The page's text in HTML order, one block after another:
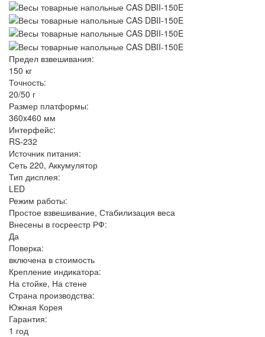
Предел взвешивания:
150 кг
Точность:
20/50 г
Размер платформы:
360x460 мм
Интерфейс:
RS-232
Источник питания:
Сеть 220, Аккумулятор
Тип дисплея:
LED
Режим работы:
Простое взвешивание, Стабилизация веса
Внесены в госреестр РФ:
Да
Поверка:
включена в стоимость
Крепление индикатора:
На стойке, На стене
Страна производства:
Южная Корея
Гарантия:
1 год